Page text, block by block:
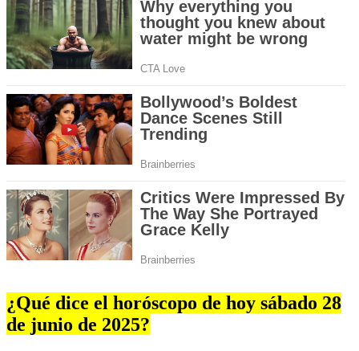
¿Qué dice el horóscopo de hoy sábado 28
de junio de 2025?